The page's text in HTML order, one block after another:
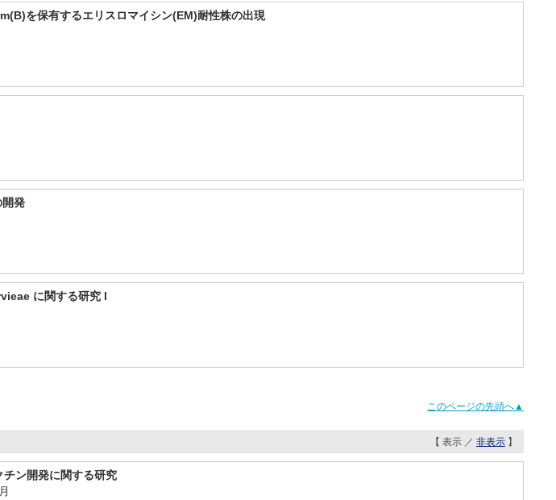
を保有するエリスロマイシン(EM)耐性株の出現
開発
に関する研究 I
このページの先頭へ▲
【 表示 ／ 非表示 】
ン開発に関する研究